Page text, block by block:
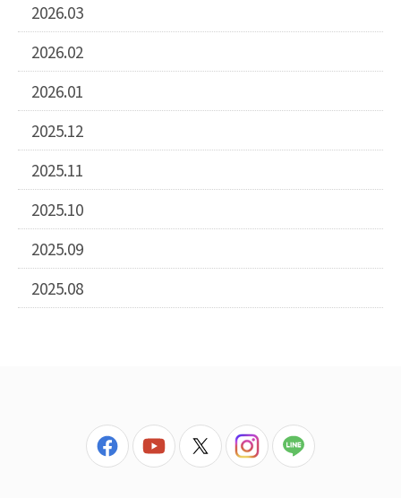
2026.03
2026.02
2026.01
2025.12
2025.11
2025.10
2025.09
2025.08